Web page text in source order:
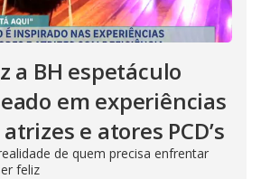
a BH espetáculo
em experiências
e atores PCD’s
de quem precisa enfrentar
feliz